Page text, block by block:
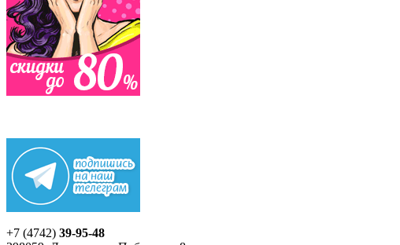
+7 (4742) 39-95-48